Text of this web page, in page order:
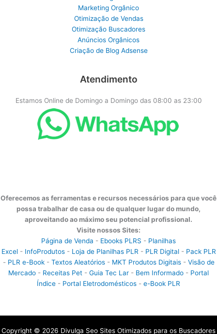
Marketing Orgânico
Otimização de Vendas
Otimização Buscadores
Anúncios Orgânicos
Criação de Blog Adsense
Atendimento
Estamos Online de Domingo a Domingo das 08:00 as 23:00
Oferecemos as ferramentas e recursos necessários para que você
possa trabalhar de casa ou de qualquer lugar do mundo,
aproveitando ao máximo seu potencial profissional.
Visite nossos Sites:
Página de Venda - Ebooks PLRS - Planilhas
Excel- InfoProdutos- Loja de Planilhas PLR - PLR Digital- Pack PLR
- PLR e-Book- Textos Aleatórios- MKT Produtos Digitais- Visão de
Mercado - Receitas Pet - Guia Tec Lar - Bem Informado - Portal
Índice - Portal Eletrodomésticos - e-Book PLR
Copyright © 2026 Divulga Seo Sites Otimizados para os Buscadores